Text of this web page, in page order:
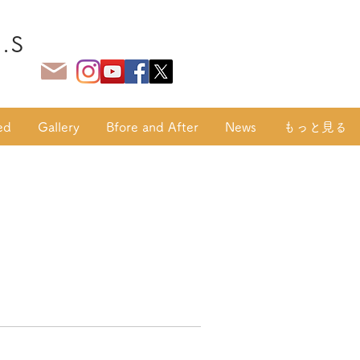
Gallery Bfore and After News もっと見る